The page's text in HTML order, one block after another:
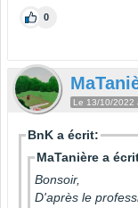
0
Le 13/10/2022
BnK a écrit:
MaTanière a
Bonsoir,
D'après le